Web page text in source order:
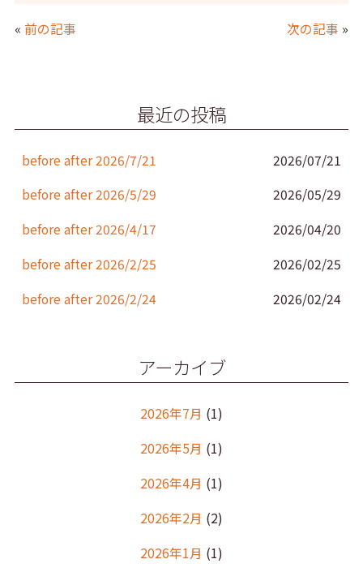
c
e
o
k
« 前の記事 次の記事 »
最近の投稿
before after 2026/7/21
2026/07/21
before after 2026/5/29
2026/05/29
before after 2026/4/17
2026/04/20
before after 2026/2/25
2026/02/25
before after 2026/2/24
2026/02/24
アーカイブ
2026年7月 (1)
2026年5月 (1)
2026年4月 (1)
2026年2月 (2)
2026年1月 (1)